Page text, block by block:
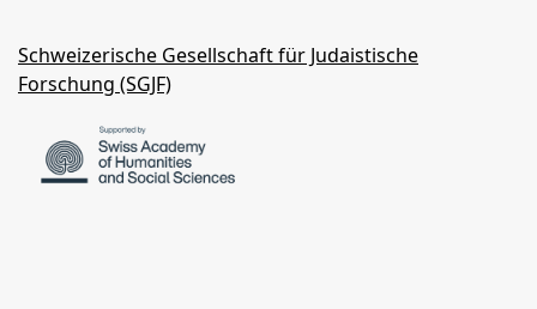
Schweizerische Gesellschaft für Judaistische
Forschung (SGJF)